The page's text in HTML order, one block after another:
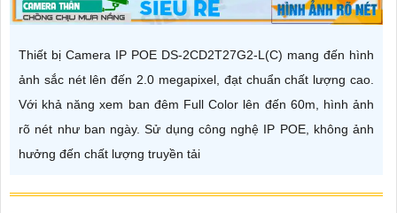
Thiết bị Camera IP POE DS-2CD2T27G2-L(C) mang đến hình
ảnh sắc nét lên đến 2.0 megapixel, đạt chuẩn chất lượng cao.
Với khả năng xem ban đêm Full Color lên đến 60m, hình ảnh
rõ nét như ban ngày. Sử dụng công nghệ IP POE, không ảnh
hưởng đến chất lượng truyền tải